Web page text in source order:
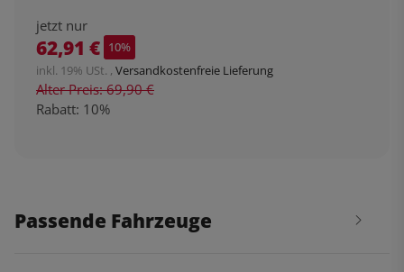
jetzt nur
62,91 € 10%
inkl. 19% USt. , Versandkostenfreie Lieferung
Alter Preis: 69,90 €
Rabatt: 10%
Passende Fahrzeuge